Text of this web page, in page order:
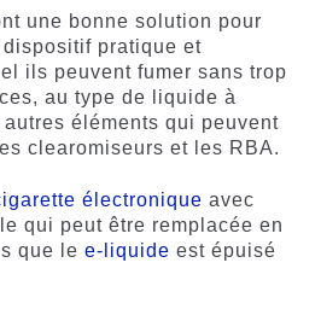
une bonne solution pour
pratique et
ils peuvent fumer sans trop
au type de liquide à
éléments qui peuvent
clearomiseurs et les RBA.
électronique avec
qui peut être remplacée en
que le e-liquide est épuisé